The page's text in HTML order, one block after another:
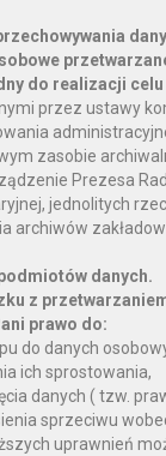
przez
wygodne
piętrze
elektryczna
pomocy.
z miejsc
parkingowe
do realizacji
przez ustawy
zasobie
Prezesa
jednolitych
archiwów
danych.
z
prawo do:
do danych
ich sprostowania,
danych ( tzw.
sprzeciwu
uprawnień